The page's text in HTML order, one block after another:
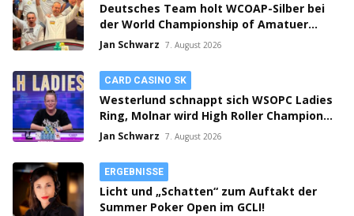
Deutsches Team holt WCOAP-Silber bei
der World Championship of Amatuer
Poker
Jan Schwarz 7. August 2026
CARD CASINO SK
Westerlund schnappt sich WSOPC Ladies
Ring, Molnar wird High Roller Champion,
Main Event gestartet!
Jan Schwarz 7. August 2026
ERGEBNISSE
Licht und „Schatten“ zum Auftakt der
Summer Poker Open im GCLI!